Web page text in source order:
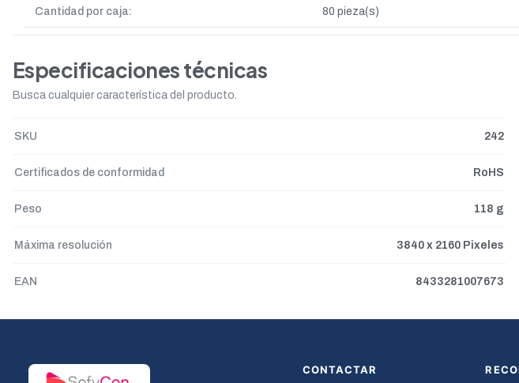
Cantidad por caja: 80 pieza(s)
Especificaciones técnicas
Busca cualquier característica del producto.
SKU 242
Certificados de conformidad RoHS
Peso 118 g
Máxima resolución 3840 x 2160 Pixeles
EAN 8433281007673
CONTACTAR